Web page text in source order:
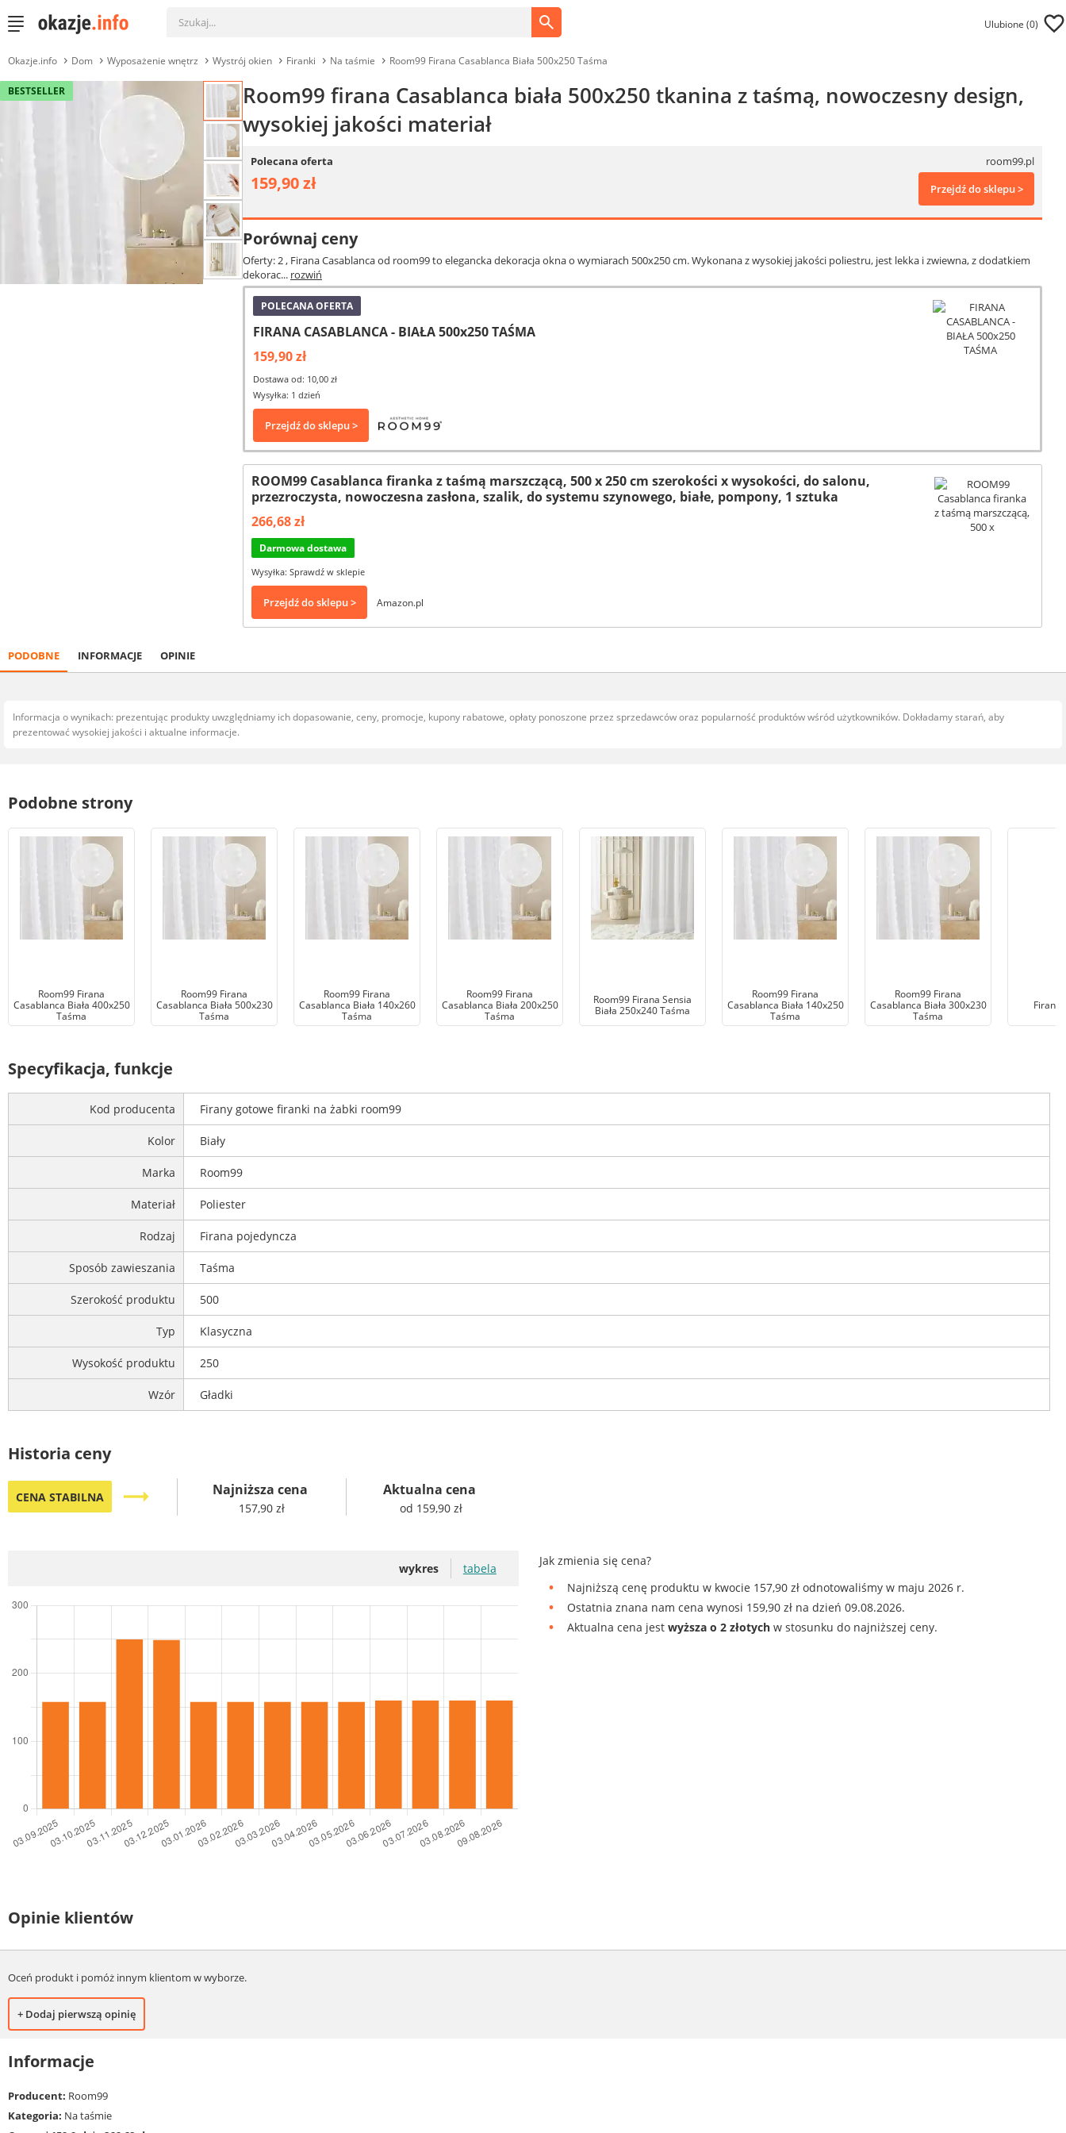
Ulubione (0)
Okazje.info Dom Wyposażenie wnętrz Wystrój okien Firanki Na taśmie Room99 Firana Casablanca Biała 500x250 Taśma
BESTSELLER
Room99 firana Casablanca biała 500x250 tkanina z taśmą, nowoczesny design,
wysokiej jakości materiał
Polecana oferta room99.pl
159,90 zł Przejdź do sklepu >
Porównaj ceny
Oferty: 2, Firana Casablanca od room99 to elegancka dekoracja okna o wymiarach 500x250 cm. Wykonana z wysokiej jakości poliestru, jest lekka i zwiewna, z dodatkiem
dekorac... rozwiń
POLECANA OFERTA
FIRANA CASABLANCA - BIAŁA 500x250 TAŚMA
159,90 zł
Dostawa od: 10,00 zł
Wysyłka: 1 dzień
Przejdź do sklepu >
ROOM99 Casablanca firanka z taśmą marszczącą, 500 x 250 cm szerokości x wysokości, do salonu,
przezroczysta, nowoczesna zasłona, szalik, do systemu szynowego, białe, pompony, 1 sztuka
266,68 zł
Darmowa dostawa
Wysyłka: Sprawdź w sklepie
Przejdź do sklepu > Amazon.pl
PODOBNE INFORMACJE OPINIE
Informacja o wynikach: prezentując produkty uwzględniamy ich dopasowanie, ceny, promocje, kupony rabatowe, opłaty ponoszone przez sprzedawców oraz popularność produktów wśród użytkowników. Dokładamy starań, aby
prezentować wysokiej jakości i aktualne informacje.
Podobne strony
Room99 Firana
Casablanca Biała 400x250
Taśma
Room99 Firana
Casablanca Biała 500x230
Taśma
Room99 Firana
Casablanca Biała 140x260
Taśma
Room99 Firana
Casablanca Biała 200x250
Taśma
Room99 Firana Sensia
Biała 250x240 Taśma
Room99 Firana
Casablanca Biała 140x250
Taśma
Room99 Firana
Casablanca Biała 300x230
Taśma
Specyfikacja, funkcje
Kod producenta Firany gotowe firanki na żabki room99
Kolor Biały
Marka Room99
Materiał Poliester
Rodzaj Firana pojedyncza
Sposób zawieszania Taśma
Szerokość produktu 500
Typ Klasyczna
Wysokość produktu 250
Wzór Gładki
Historia ceny
CENA STABILNA trending_flat Najniższa cena
157,90 zł
Aktualna cena
od 159,90 zł
wykres tabela
Jak zmienia się cena?
Najniższą cenę produktu w kwocie 157,90 zł odnotowaliśmy w maju 2026 r.
Ostatnia znana nam cena wynosi 159,90 zł na dzień 09.08.2026.
Aktualna cena jestwyższa o 2 złotych w stosunku do najniższej ceny.
Opinie klientów
Oceń produkt i pomóż innym klientom w wyborze.
+ Dodaj pierwszą opinię
Informacje
Producent: Room99
Kategoria: Na taśmie